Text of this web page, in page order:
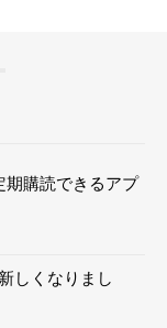
期購読できるアプ
しくなりまし